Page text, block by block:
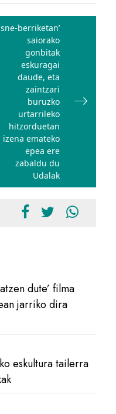
berriketan’
saiorako
gonbitak
eskuragai
daude, eta
zaintzari
buruzko
urtarrileko
hitzorduetan
izena emateko
epea ere
zabaldu du
Udalak
dute’ filma
jarriko dira
eskultura tailerra